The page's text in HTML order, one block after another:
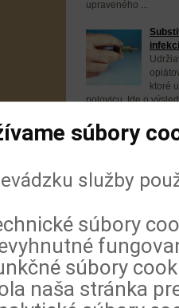
upraveného ...
ktoré
polovicu. Ide o
súbory
služby
súbory
súbory
naša stránka